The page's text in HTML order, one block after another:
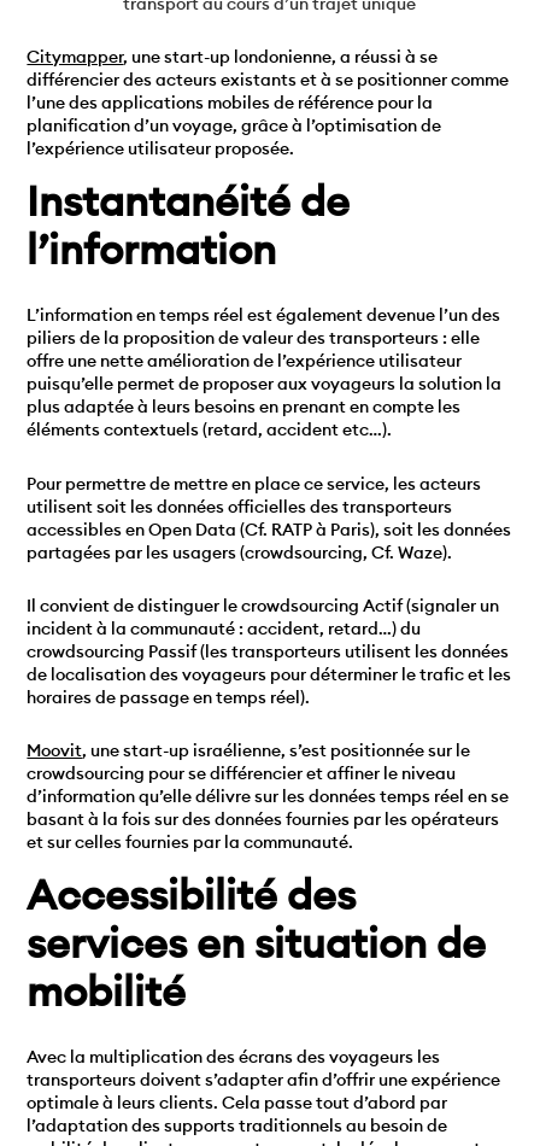
Citymapper, une start-up londonienne, a réussi à se
différencier des acteurs existants et à se positionner comme
l’une des applications mobiles de référence pour la
planification d’un voyage, grâce à l’optimisation de
l’expérience utilisateur proposée.
Instantanéité de
l’information
L’information en temps réel est également devenue l’un des
piliers de la proposition de valeur des transporteurs : elle
offre une nette amélioration de l’expérience utilisateur
puisqu’elle permet de proposer aux voyageurs la solution la
plus adaptée à leurs besoins en prenant en compte les
éléments contextuels (retard, accident etc…).
Pour permettre de mettre en place ce service, les acteurs
utilisent soit les données officielles des transporteurs
accessibles en Open Data (Cf. RATP à Paris), soit les données
partagées par les usagers (crowdsourcing, Cf. Waze).
Il convient de distinguer le crowdsourcing Actif (signaler un
incident à la communauté : accident, retard…) du
crowdsourcing Passif (les transporteurs utilisent les données
de localisation des voyageurs pour déterminer le trafic et les
horaires de passage en temps réel).
Moovit, une start-up israélienne, s’est positionnée sur le
crowdsourcing pour se différencier et affiner le niveau
d’information qu’elle délivre sur les données temps réel en se
basant à la fois sur des données fournies par les opérateurs
et sur celles fournies par la communauté.
Accessibilité des
services en situation de
mobilité
Avec la multiplication des écrans des voyageurs les
transporteurs doivent s’adapter afin d’offrir une expérience
optimale à leurs clients. Cela passe tout d’abord par
l’adaptation des supports traditionnels au besoin de